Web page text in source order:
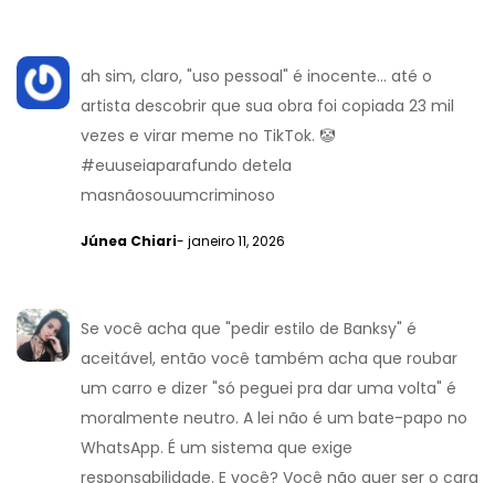
ah sim, claro, "uso pessoal" é inocente... até o
artista descobrir que sua obra foi copiada 23 mil
vezes e virar meme no TikTok. 🤡
#euuseiaparafundo detela
masnãosouumcriminoso
Júnea Chiari- janeiro 11, 2026
Se você acha que "pedir estilo de Banksy" é
aceitável, então você também acha que roubar
um carro e dizer "só peguei pra dar uma volta" é
moralmente neutro. A lei não é um bate-papo no
WhatsApp. É um sistema que exige
responsabilidade. E você? Você não quer ser o cara